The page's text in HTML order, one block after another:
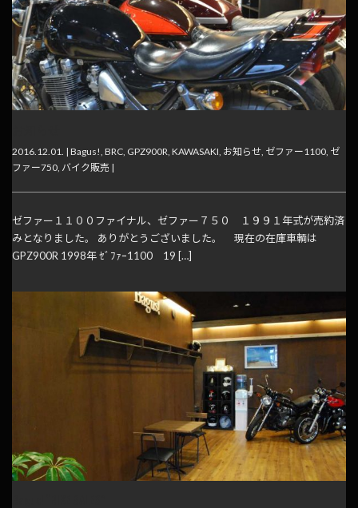
2016.12.01. | Bagus!, BRC, GPZ900R, KAWASAKI, お知らせ, ゼファー1100, ゼ
ファー750, バイク販売 |
ゼファー１１００ファイナル、ゼファー７５０ １９９１年式が売約済
みとなりました。 ありがとうございました。 現在の在庫車輌は
GPZ900R 1998年 ｾﾞﾌｧｰ1100 19 […]